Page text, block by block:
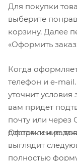
Для покупки
выберите
корзину. Далее
«Оформить
Когда
телефон и e-
уточнит условия
вам придет
почту или через
доставки и
Оформление
выглядит
полностью